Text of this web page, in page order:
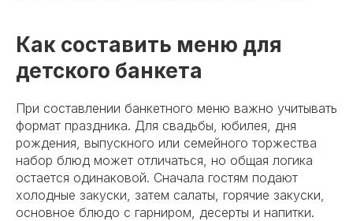
Как составить меню для
детского банкета
При составлении банкетного меню важно учитывать
формат праздника. Для свадьбы, юбилея, дня
рождения, выпускного или семейного торжества
набор блюд может отличаться, но общая логика
остается одинаковой. Сначала гостям подают
холодные закуски, затем салаты, горячие закуски,
основное блюдо с гарниром, десерты и напитки.